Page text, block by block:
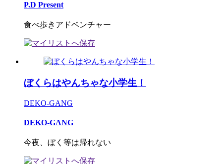
P.D Present
食べ歩きアドベンチャー
ぼくらはやんちゃな小学生！
DEKO-GANG
DEKO-GANG
今夜、ぼく等は帰れない